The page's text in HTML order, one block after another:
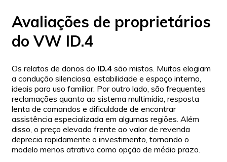
Avaliações de proprietários
do VW ID.4
Os relatos de donos do ID.4 são mistos. Muitos elogiam
a condução silenciosa, estabilidade e espaço interno,
ideais para uso familiar. Por outro lado, são frequentes
reclamações quanto ao sistema multimídia, resposta
lenta de comandos e dificuldade de encontrar
assistência especializada em algumas regiões. Além
disso, o preço elevado frente ao valor de revenda
deprecia rapidamente o investimento, tornando o
modelo menos atrativo como opção de médio prazo.